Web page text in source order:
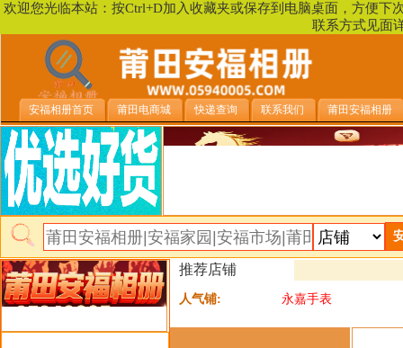
欢迎您光临本站：按Ctrl+D加入收藏夹或保存到电脑桌面，方便
联系方式见面
安福相册首页 莆田电商城 快递查询 联系我们 莆田安福相册
推荐店铺
人气铺: 永嘉手表